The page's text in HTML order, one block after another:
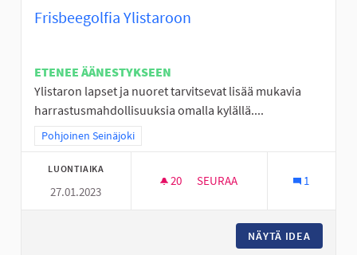
Frisbeegolfia Ylistaroon
ETENEE ÄÄNESTYKSEEN
Ylistaron lapset ja nuoret tarvitsevat lisää mukavia
harrastusmahdollisuuksia omalla kylällä....
Rajaa tulokset teeman mukaan: Pohjoinen Seinäjoki
Pohjoinen Seinäjoki
LUONTIAIKA
27.01.2023
20 20 SEURAAJAA
SEURAA 1
NÄYTÄ IDEA